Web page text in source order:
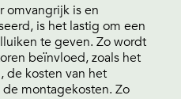
omvangrijk is en
is het lastig om een
te geven. Zo wordt
beïnvloed, zoals het
de kosten van het
montagekosten. Zo